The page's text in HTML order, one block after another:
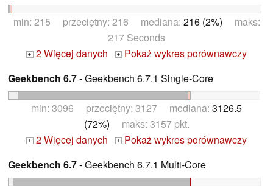
min: 215 przeciętny: 216 mediana: 216 (2%) maks:
217 Seconds
+ 2 Więcej danych +
Pokaż wykres porównawczy
Geekbench 6.7- Geekbench 6.7.1 Single-Core
min: 3096 przeciętny: 3127 mediana: 3126.5
(72%) maks: 3157 pkt.
+ 2 Więcej danych +
Pokaż wykres porównawczy
Geekbench 6.7- Geekbench 6.7.1 Multi-Core